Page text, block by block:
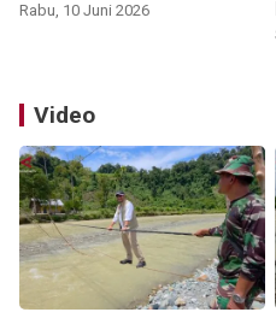
Rabu, 10 Juni 2026
Video